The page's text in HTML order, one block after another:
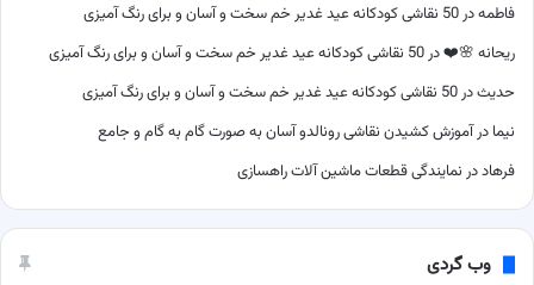
فاطمهدر 50 نقاشی کودکانه عید غدیر خم سخت و آسان و برای رنگ آمیزی
ریحانه 🌸❤️در 50 نقاشی کودکانه عید غدیر خم سخت و آسان و برای رنگ آمیزی
حدیثدر 50 نقاشی کودکانه عید غدیر خم سخت و آسان و برای رنگ آمیزی
نیما درآموزش کشیدن نقاشی رونالدو آسان به صورت گام به گام و جامع
فرهاددر نمایندگی قطعات ماشین آلات راهسازی
وب گردی